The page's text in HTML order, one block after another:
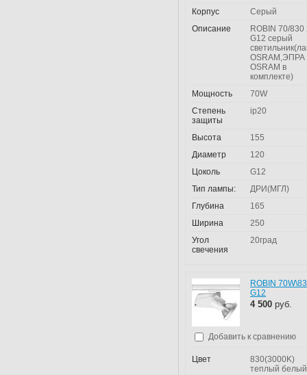
Корпус
Серый
Описание
ROBIN 70/830
G12 серый
OSRAM,ЭПРА
OSRAM в
комплекте)
Мощность
70W
Степень
защиты
ip20
Высота
155
Диаметр
120
Цоколь
G12
Тип лампы:
ДРИ(МГЛ)
Глубина
165
Ширина
250
Угол
свечения
20град
ROBIN
G12
4 500 руб.
Добавить к сравнению
Цвет
830(3000K)
теплый белый